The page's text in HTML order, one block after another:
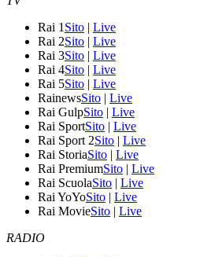
Rai 1 Sito | Live
Rai 2Sito | Live
Rai 3Sito | Live
Rai 4Sito | Live
Rai 5Sito | Live
RainewsSito | Live
Rai GulpSito | Live
Rai SportSito | Live
Rai Sport 2Sito | Live
Rai StoriaSito | Live
Rai PremiumSito | Live
Rai ScuolaSito | Live
Rai YoYoSito | Live
Rai MovieSito | Live
RADIO